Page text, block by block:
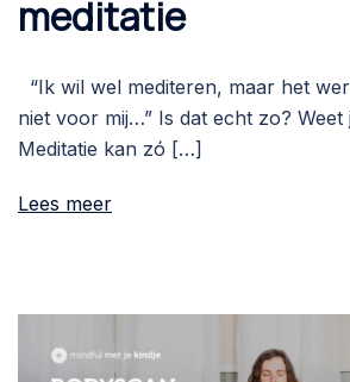
meditatie
“Ik wil wel mediteren, maar het
niet voor mij…” Is dat echt zo? Weet
Meditatie kan zó […]
Lees meer